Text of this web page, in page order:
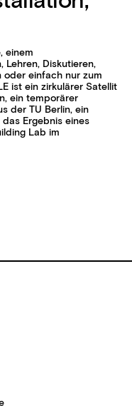
einem
Lehren, Diskutieren,
oder einfach nur zum
ist ein zirkulärer Satellit
ein temporärer
der TU Berlin, ein
Ergebnis eines
Lab im